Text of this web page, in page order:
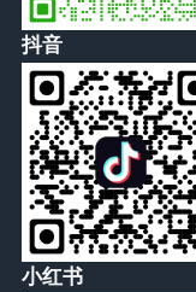
抖音
小红书